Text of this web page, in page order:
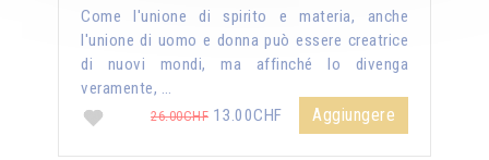
Come l'unione di spirito e materia, anche
l'unione di uomo e donna può essere creatrice
di nuovi mondi, ma affinché lo divenga
veramente, …
26.00CHF 13.00CHF Aggiungere